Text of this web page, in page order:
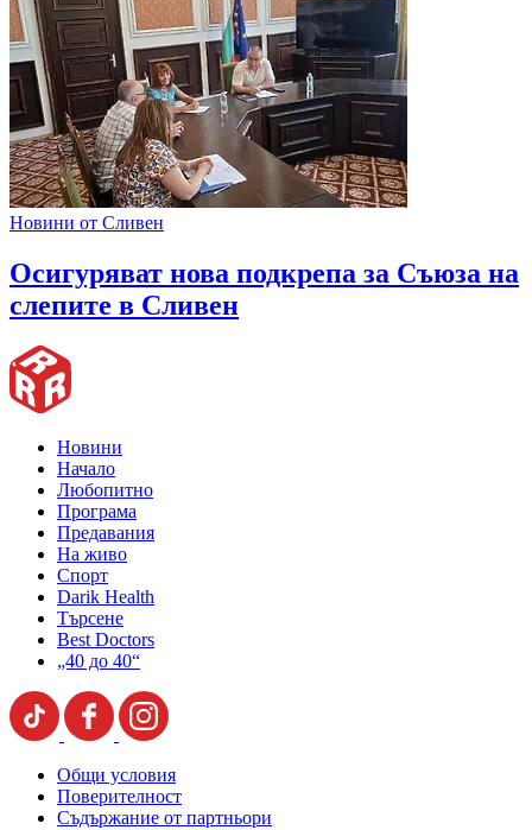
Новини от Сливен
Oсигуряват нова подкрепа за Съюза на
слепите в Сливен
Новини
Начало
Любопитно
Програма
Предавания
На живо
Спорт
Darik Health
Търсене
Best Doctors
„40 до 40“
Общи условия
Поверителност
Съдържание от партньори